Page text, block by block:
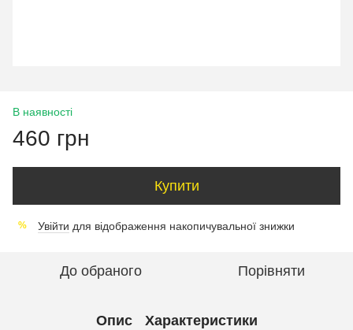
В наявності
460 грн
Купити
% Увійти для відображення накопичувальної знижки
До обраного Порівняти
Опис Характеристики